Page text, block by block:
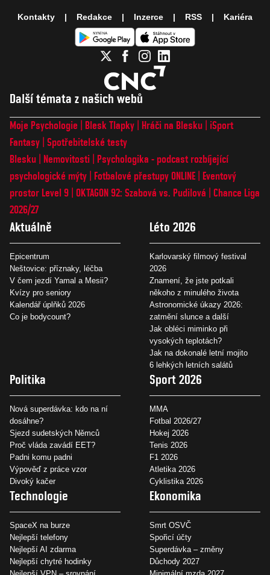
Další témata z našich webů
Moje Psychologie Blesk Tlapky Hráči na Blesku
iSport
Fantasy Spotřebitelské testy
Blesku
Nemovitosti
Psychologika - podcast rozbíjející
psychologické mýty
Fotbalové přestupy ONLINE
Eventový
prostor Level 9 OKTAGON 92: Szabová vs. Pudilová
Chance Liga
2026/27
Aktuálně
Epicentrum
Neštovice: příznaky, léčba
V čem jezdí Yamal a Mesii?
Kvízy pro seniory
Kalendář úplňků 2026
Co je bodycount?
Léto 2026
Karlovarský filmový festival
2026
Znamení, že jste potkali
někoho z minulého života
Astronomické úkazy 2026:
zatmění slunce a další
Jak obléci miminko při
vysokých teplotách?
Jak na dokonalé letní mojito
6 lehkých letních salátů
Politika
Nová superdávka: kdo na ní
dosáhne?
Sjezd sudetských Němců
Proč vláda zavádí EET?
Padni komu padni
Výpověď z práce vzor
Divoký kačer
Sport 2026
MMA
Fotbal 2026/27
Hokej 2026
Tenis 2026
F1 2026
Atletika 2026
Cyklistika 2026
Technologie
SpaceX na burze
Nejlepší telefony
Nejlepší AI zdarma
Nejlepší chytré hodinky
Ekonomika
Smrt OSVČ
Spořicí účty
Superdávka – změny
Důchody 2027
Kontakty Redakce Inzerce RSS Kariéra